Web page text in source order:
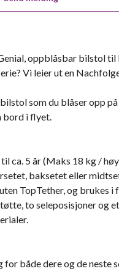
oppblåsbar bilstol til
Vi leier ut en
som du blåser opp
bord i flyet.
ca. 5 år (Maks 18 kg /
baksetet eller
TopTether, og brukes
to seleposisjoner og
både dere og de neste